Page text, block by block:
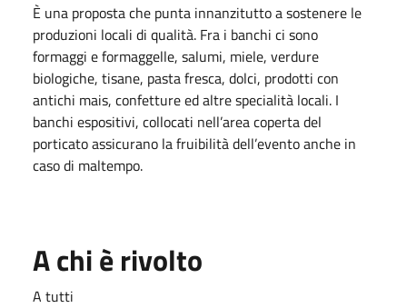
È una proposta che punta innanzitutto a sostenere le
produzioni locali di qualità. Fra i banchi ci sono
formaggi e formaggelle, salumi, miele, verdure
biologiche, tisane, pasta fresca, dolci, prodotti con
antichi mais, confetture ed altre specialità locali. I
banchi espositivi, collocati nell’area coperta del
porticato assicurano la fruibilità dell’evento anche in
caso di maltempo.
A chi è rivolto
A tutti